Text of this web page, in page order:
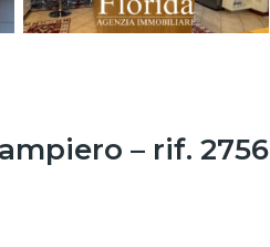
– rif. 2756